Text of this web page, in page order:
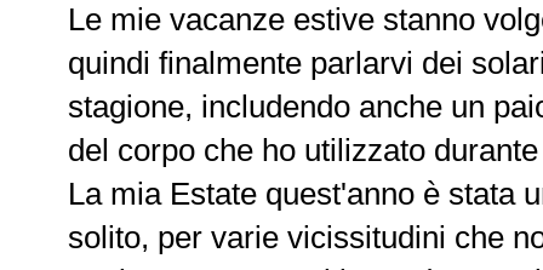
Le mie vacanze estive stanno
quindi finalmente parlarvi dei
stagione, includendo anche un
del corpo che ho utilizzato
La mia Estate quest'anno è stata
solito, per varie vicissitudini che